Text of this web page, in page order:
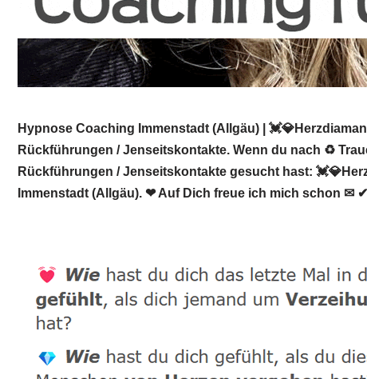
Hypnose Coaching Immenstadt (Allgäu) |
Rückführungen / Jenseitskontakte. Wenn du nach ♻
Rückführungen / Jenseitskontakte gesucht hast:
Immenstadt (Allgäu). ❤ Auf Dich freue ich mich schon ✉